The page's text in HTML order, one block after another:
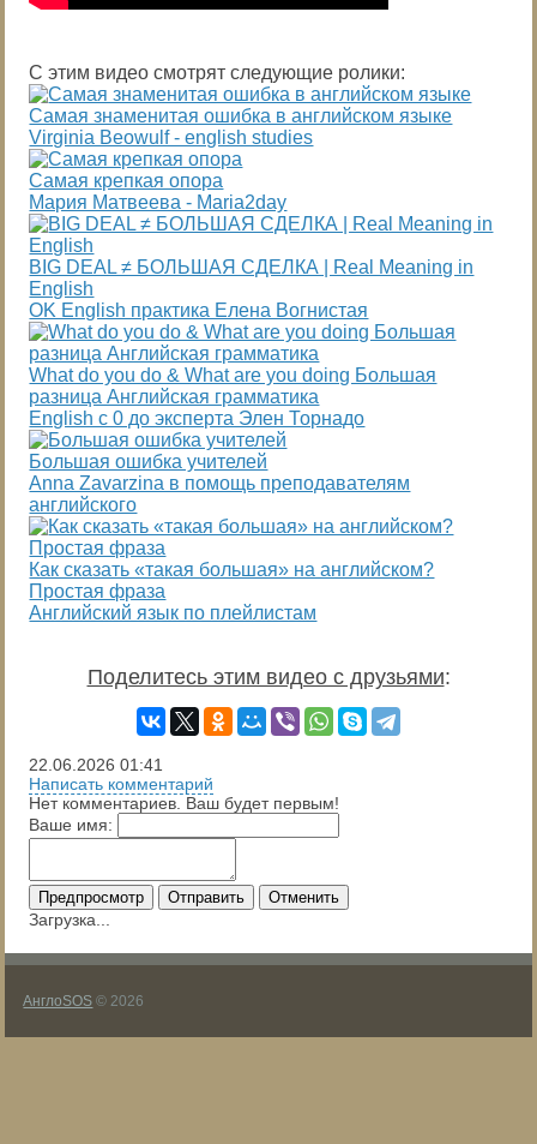
С этим видео смотрят следующие ролики:
Самая знаменитая ошибка в английском языке
Virginia Beowulf - english studies
Самая крепкая опора
Мария Матвеева - Maria2day
BIG DEAL ≠ БОЛЬШАЯ СДЕЛКА | Real Meaning in
English
OK English практика Елена Вогнистая
What do you do & What are you doing Большая
разница Английская грамматика
English с 0 до эксперта Элен Торнадо
Большая ошибка учителей
Anna Zavarzina в помощь преподавателям
английского
Как сказать «такая большая» на английском?
Простая фраза
Английский язык по плейлистам
Поделитесь этим видео с друзьями:
22.06.2026 01:41
Написать комментарий
Нет комментариев. Ваш будет первым!
Ваше имя:
Предпросмотр Отправить Отменить
Загрузка...
АнглоSOS © 2026